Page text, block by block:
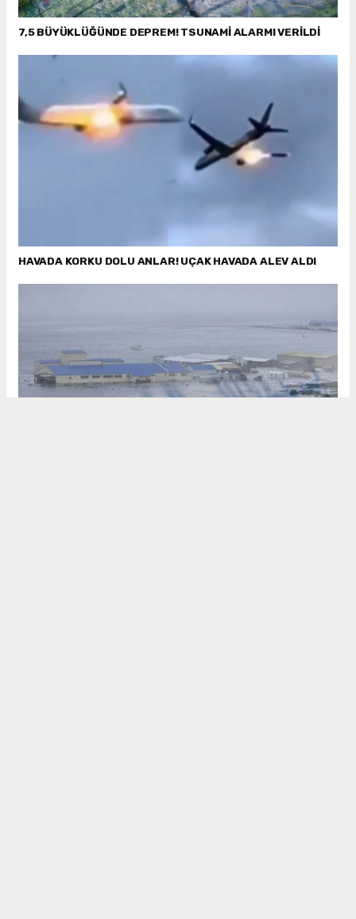
7,5 BÜYÜKLÜĞÜNDE DEPREM! TSUNAMİ ALARMI VERİLDİ
HAVADA KORKU DOLU ANLAR! UÇAK HAVADA ALEV ALDI